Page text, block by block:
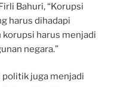
Bahuri, “Korupsi
harus dihadapi
korupsi harus menjadi
negara.”
juga menjadi